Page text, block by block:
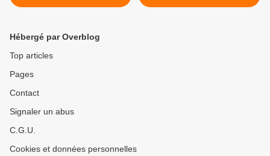
publie son premier livre...
EXPRESSIONS
Hébergé par Overblog
Top articles
Pages
Contact
Signaler un abus
C.G.U.
Cookies et données personnelles